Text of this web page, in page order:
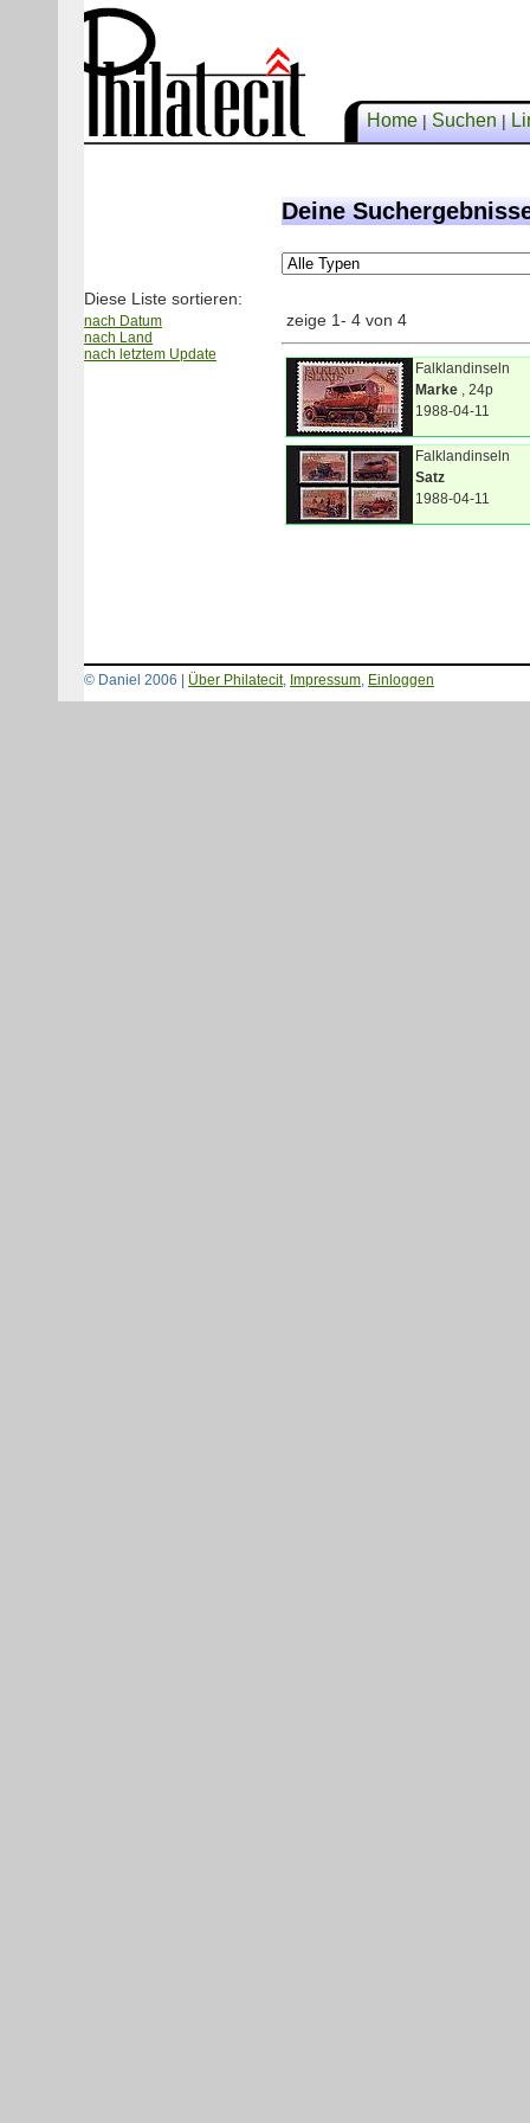
Home|Suchen|
Diese Liste sortieren:
nach Datum
nach Land
nach letztem Update
Deine
zeige 1- 4 von 4
Falklandinseln
Marke , 24p
1988-04-11
Falklandinseln
Satz
1988-04-11
© Daniel 2006 | Über Philatecit, Impressum, Einloggen